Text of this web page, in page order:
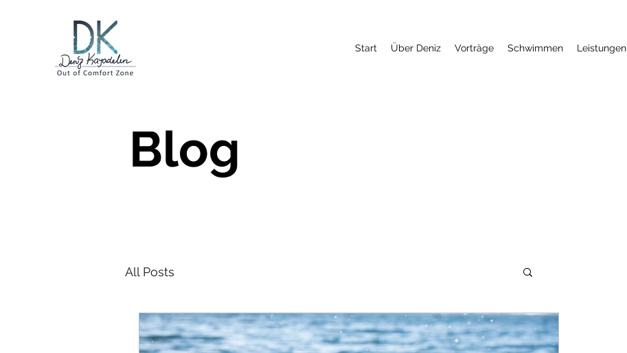
Start Über Deniz Vorträge Schwimmen Leistungen
Blog
All Posts